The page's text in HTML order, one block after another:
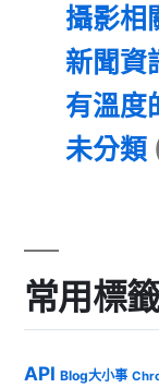
攝影相
新聞資
有溫度
未分類
常用標
API Blog大小事